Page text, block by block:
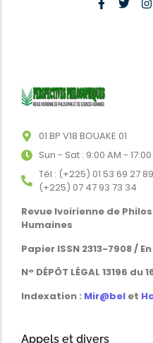
01 BP V18 BOUAKE 01
Sun - Sat : 9:00 AM - 17:00
Tél : (+225) 01 53 69 27
(+225) 07 47 93 73 34
Revue Ivoirienne de
Humaines
Papier ISSN 2313-7908 /
N° DÉPÔT LÉGAL 13196
Indexation : Mir@bel et
Appels et divers